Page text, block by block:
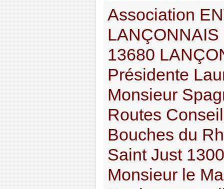
Association
13680
Présidente
Monsieur
Routes
Bouches du
Saint Just
Monsieur le